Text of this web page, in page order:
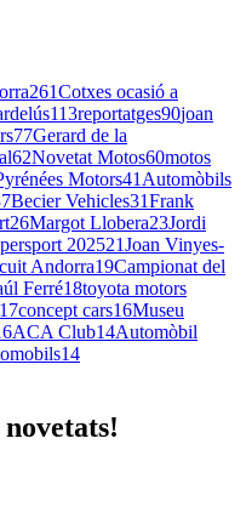
261Cotxes ocasió a
113reportatges90joan
77Gerard de la
62Novetat Motos60motos
Motors41 Automòbils
Becier Vehicles31Frank
26Margot Llobera23Jordi
202521Joan Vinyes-
Andorra19Campionat del
Ferré18toyota motors
17concept cars16Museu
ACA Club14Automòbil
14